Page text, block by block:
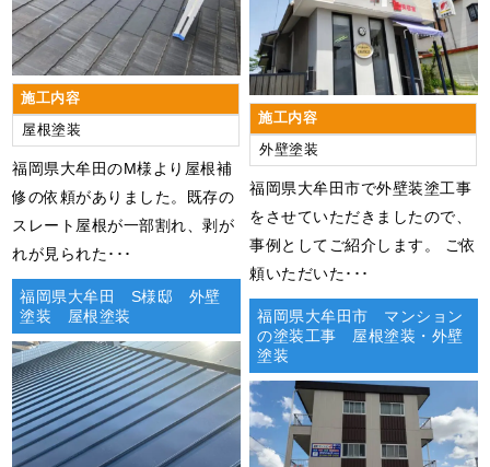
施工内容
屋根塗装
​​福岡県大牟田のM様より屋根補
修の依頼がありました。既存の
スレート屋根が一部割れ、剥が
れが見られた･･･
施工内容
外壁塗装
福岡県大牟田市で外壁装塗工事
をさせていただきましたので、
事例としてご紹介します。 ご依
頼いただいた･･･
福岡県大牟田 S様邸 外壁
塗装 屋根塗装
福岡県大牟田市 マンション
の塗装工事 屋根塗装・外壁
塗装